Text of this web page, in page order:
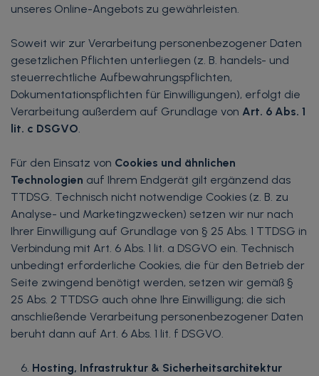
unseres Online-Angebots zu gewährleisten.
Soweit wir zur Verarbeitung personenbezogener Daten
gesetzlichen Pflichten unterliegen (z. B. handels- und
steuerrechtliche Aufbewahrungspflichten,
Dokumentationspflichten für Einwilligungen), erfolgt die
Verarbeitung außerdem auf Grundlage von Art. 6 Abs. 1
lit. c DSGVO.
Für den Einsatz von Cookies und ähnlichen
Technologien auf Ihrem Endgerät gilt ergänzend das
TTDSG. Technisch nicht notwendige Cookies (z. B. zu
Analyse- und Marketingzwecken) setzen wir nur nach
Ihrer Einwilligung auf Grundlage von § 25 Abs. 1 TTDSG in
Verbindung mit Art. 6 Abs. 1 lit. a DSGVO ein. Technisch
unbedingt erforderliche Cookies, die für den Betrieb der
Seite zwingend benötigt werden, setzen wir gemäß §
25 Abs. 2 TTDSG auch ohne Ihre Einwilligung; die sich
anschließende Verarbeitung personenbezogener Daten
beruht dann auf Art. 6 Abs. 1 lit. f DSGVO.
Hosting, Infrastruktur & Sicherheitsarchitektur